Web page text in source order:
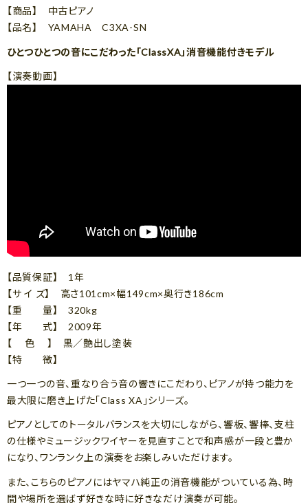
【商品】 中古ピアノ
【品名】 YAMAHA C3XA-SN
ひとつひとつの音にこだわった「ClassXA」消音機能付きモデル
【演奏動画】
【品質保証】 1年
【サ イ ズ】 高さ101cm×幅149cm×奥行き186cm
【重 量】 320kg
【年 式】 2009年
【 色 】 黒／艶出し塗装
【特 徴】
一つ一つの音、重なり合う音の響きにこだわり、ピアノが持つ能力を
最大限に磨き上げた「Class XA」シリーズ。
ピアノとしてのトータルバランスを大切にしながら、響板、響棒、支柱
の仕様やミュージックワイヤーを見直すことで和声感が一段と豊か
になり、ワンランク上の演奏をお楽しみいただけます。
また、こちらのピアノにはヤマハ純正の消音機能がついている為、時
間や場所を選ばず好きな時に好きなだけ演奏が可能。